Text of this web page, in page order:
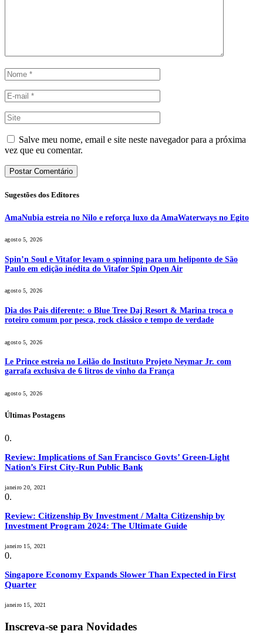
Salve meu nome, email e site neste navegador para a próxima
vez que eu comentar.
Sugestões dos Editores
AmaNubia estreia no Nilo e reforça luxo da AmaWaterways no Egito
agosto 5, 2026
Spin’n Soul e Vitafor levam o spinning para um heliponto de São
Paulo em edição inédita do Vitafor Spin Open Air
agosto 5, 2026
Dia dos Pais diferente: o Blue Tree Daj Resort & Marina troca o
roteiro comum por pesca, rock clássico e tempo de verdade
agosto 5, 2026
Le Prince estreia no Leilão do Instituto Projeto Neymar Jr. com
garrafa exclusiva de 6 litros de vinho da França
agosto 5, 2026
Últimas Postagens
Review: Implications of San Francisco Govts’ Green-Light
Nation’s First City-Run Public Bank
janeiro 20, 2021
Review: Citizenship By Investment / Malta Citizenship by
Investment Program 2024: The Ultimate Guide
janeiro 15, 2021
Singapore Economy Expands Slower Than Expected in First
Quarter
janeiro 15, 2021
Inscreva-se para Novidades